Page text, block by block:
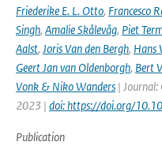
Friederike E. L. Otto, Francesco
Singh, Amalie Skålevåg, Piet
Aalst, Joris Van den Bergh, Hans
Geert Jan van Oldenborgh, Bert
Vonk & Niko Wanders | Journal:
2023 | doi: https://doi.org/
Publication